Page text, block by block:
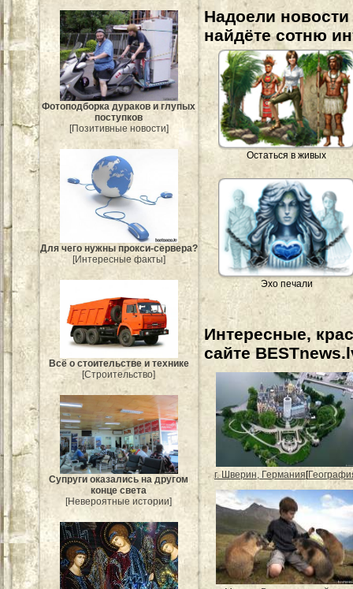
Фотоподборка дураков и глупых
поступков
[Позитивные новости]
Для чего нужны прокси-сервера?
[Интересные факты]
Всё о стоительстве и технике
[Строительство]
Супруги оказались на другом
конце света
[Невероятные истории]
Надоели
найдёте сотню
Остаться в живых
Эхо печали
Интересные,
сайте
г. Шверин, Германия [